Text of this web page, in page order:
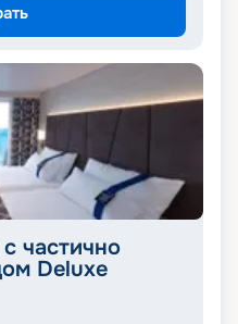
частично
Deluxe